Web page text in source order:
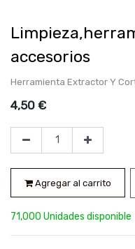
accesorios
Herramienta Extractor Y
4,50 €
Agregar al carrito
71,000 Unidades disponible